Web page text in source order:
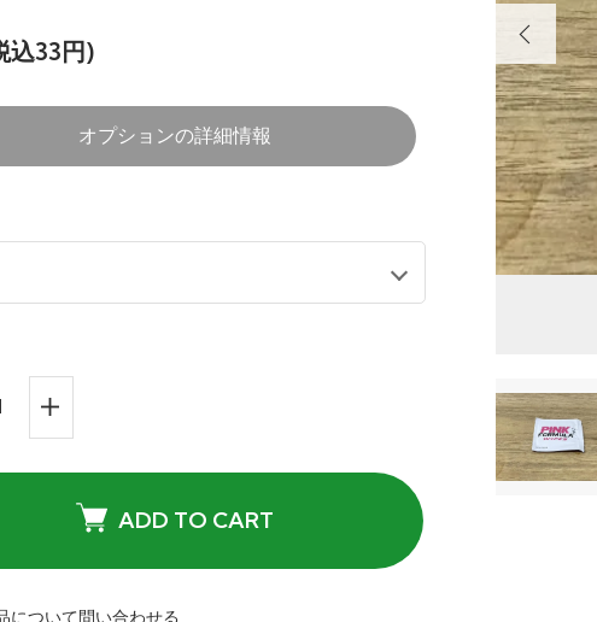
込33円)
オプションの詳細情報
ADD TO CART
について問い合わせる